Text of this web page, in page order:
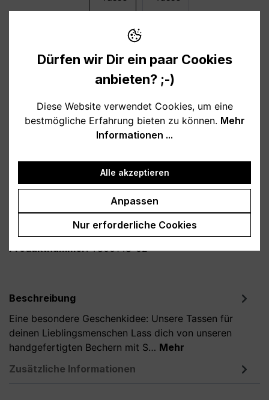
10,95 €
Verfügbar, Lieferzeit: 1-3 Tage
Produkt Anzahl: Gib den gewünschten
In den Warenkorb
Produktnummer:T800148-02
Beschreibung
Eine besondere Geschenkidee: Unsere Tassen für
deinen Lieblingsmenschen Lass dich von unseren
handgefertigten Bechern mit S… Mehr
Zusätzliche Informationen
Dürfen wir Dir ein paar Cookies
anbieten? ;-)
Diese Website verwendet Cookies, um eine
bestmögliche Erfahrung bieten zu können. Mehr
Informationen ...
Alle akzeptieren
Anpassen
Nur erforderliche Cookies